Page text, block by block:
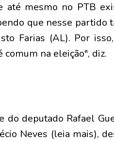
mesmo no PTB
que nesse partido
Farias (AL). Por
comum na eleição", diz.
do deputado Rafael
Neves (leia mais),